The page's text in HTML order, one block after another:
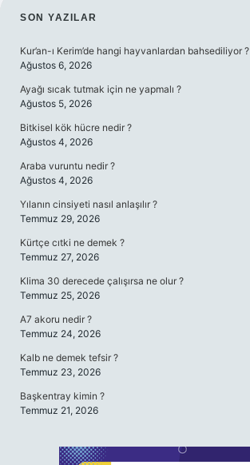
SIDEBAR
SON YAZILAR
Kur’an-ı Kerim’de hangi hayvanlardan bahsediliyor ?
Ağustos 6, 2026
Ayağı sıcak tutmak için ne yapmalı ?
Ağustos 5, 2026
Bitkisel kök hücre nedir ?
Ağustos 4, 2026
Araba vuruntu nedir ?
Ağustos 4, 2026
Yılanın cinsiyeti nasıl anlaşılır ?
Temmuz 29, 2026
Kürtçe cıtki ne demek ?
Temmuz 27, 2026
Klima 30 derecede çalışırsa ne olur ?
Temmuz 25, 2026
A7 akoru nedir ?
Temmuz 24, 2026
Kalb ne demek tefsir ?
Temmuz 23, 2026
Başkentray kimin ?
Temmuz 21, 2026